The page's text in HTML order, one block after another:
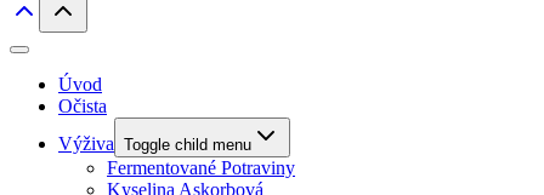
Úvod
Očista
Výživa Toggle child menu
Fermentované Potraviny
Kyselina Askorbová